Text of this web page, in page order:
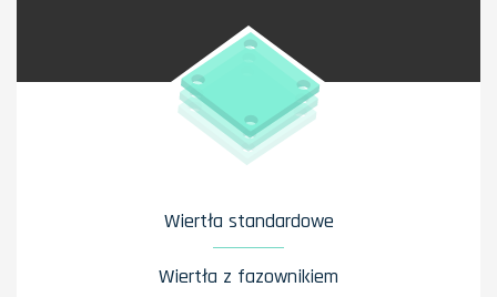
Wiertła standardowe
Wiertła z fazownikiem